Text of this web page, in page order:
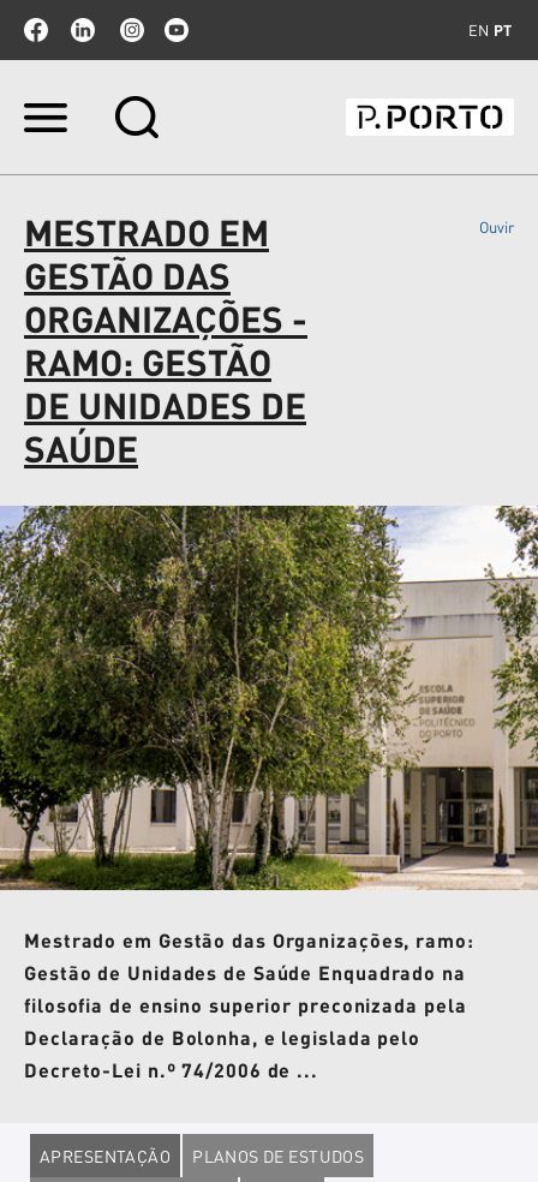
EN PT
Ir
Ir
para
a
navegação
MESTRADO EM
GESTÃO DAS
ORGANIZAÇÕES -
RAMO: GESTÃO
DE UNIDADES DE
SAÚDE
Ouvir
Mestrado em Gestão das Organizações, ramo:
Gestão de Unidades de Saúde Enquadrado na
filosofia de ensino superior preconizada pela
Declaração de Bolonha, e legislada pelo
Decreto-Lei n.º 74/2006 de ...
APRESENTAÇÃO
PLANOS DE ESTUDOS